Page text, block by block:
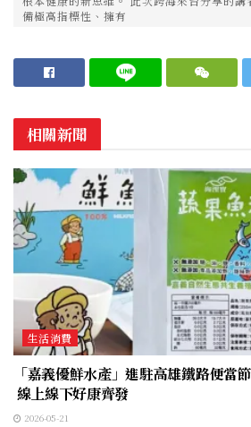
備極高指標性、擁有
相關新聞
生活消費
「嘉義優鮮水產」進駐高雄鐵路便當
線上線下好康齊發
2026-05-21